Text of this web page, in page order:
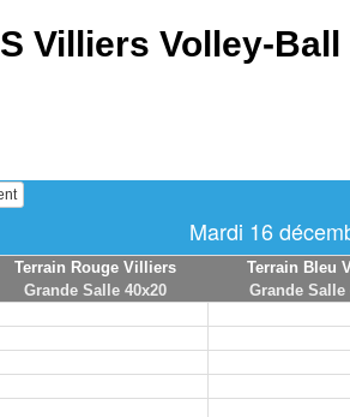
Villiers Volley-Ball
Mardi 16
Terrain Rouge Villiers
Grande Salle 40x20
Terrain Bleu
Grande Salle